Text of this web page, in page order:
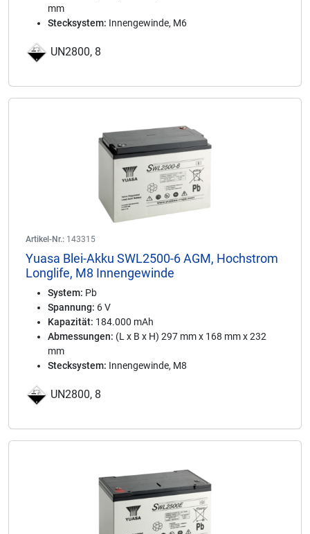
mm
Stecksystem: Innengewinde, M6
UN2800, 8
Artikel-Nr.: 143315
Yuasa Blei-Akku SWL2500-6 AGM, Hochstrom
Longlife, M8 Innengewinde
System: Pb
Spannung: 6 V
Kapazität: 184.000 mAh
Abmessungen: (L x B x H) 297 mm x 168 mm x 232
mm
Stecksystem: Innengewinde, M8
UN2800, 8